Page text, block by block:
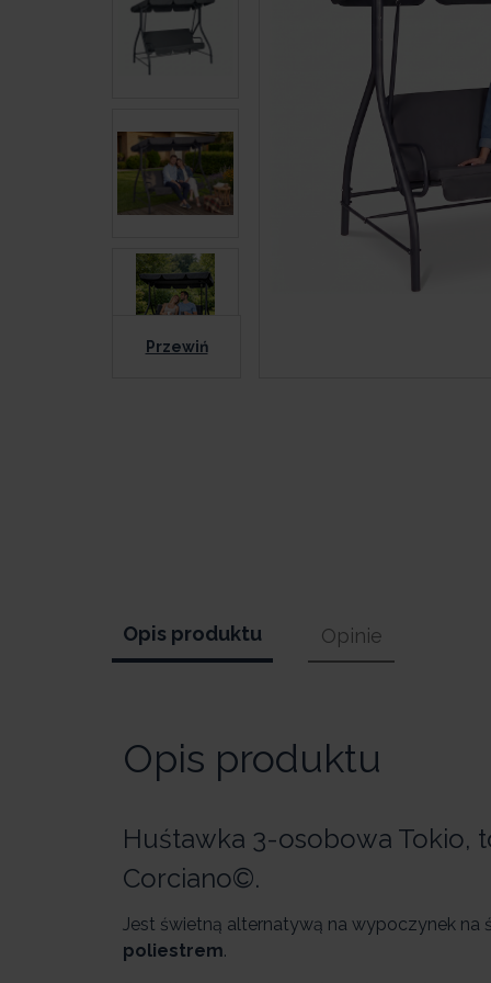
Przewiń
Opis produktu Opinie
Opis produktu
Huśtawka 3-osobowa Tokio,
Corciano©.
Jest świetną alternatywą na wypoczynek
poliestrem.